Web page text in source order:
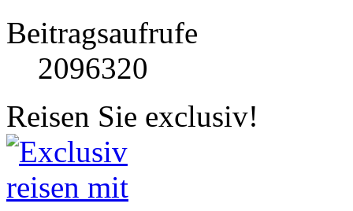
Beitragsaufrufe
2096320
Reisen Sie exclusiv!